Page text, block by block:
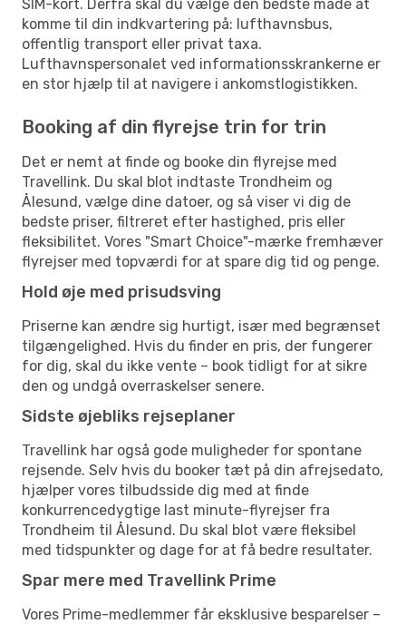
SIM-kort. Derfra skal du vælge den bedste måde at
komme til din indkvartering på: lufthavnsbus,
offentlig transport eller privat taxa.
Lufthavnspersonalet ved informationsskrankerne er
en stor hjælp til at navigere i ankomstlogistikken.
Booking af din flyrejse trin for trin
Det er nemt at finde og booke din flyrejse med
Travellink. Du skal blot indtaste Trondheim og
Ålesund, vælge dine datoer, og så viser vi dig de
bedste priser, filtreret efter hastighed, pris eller
fleksibilitet. Vores "Smart Choice"-mærke fremhæver
flyrejser med topværdi for at spare dig tid og penge.
Hold øje med prisudsving
Priserne kan ændre sig hurtigt, især med begrænset
tilgængelighed. Hvis du finder en pris, der fungerer
for dig, skal du ikke vente – book tidligt for at sikre
den og undgå overraskelser senere.
Sidste øjebliks rejseplaner
Travellink har også gode muligheder for spontane
rejsende. Selv hvis du booker tæt på din afrejsedato,
hjælper vores tilbudsside dig med at finde
konkurrencedygtige last minute-flyrejser fra
Trondheim til Ålesund. Du skal blot være fleksibel
med tidspunkter og dage for at få bedre resultater.
Spar mere med Travellink Prime
Vores Prime-medlemmer får eksklusive besparelser –